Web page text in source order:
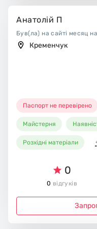
Анатолій П
Був(ла) на сайті месяц
Кременчук
Паспорт не перевірено
Майстерня
Розхідні матеріали
0
0 відгуків